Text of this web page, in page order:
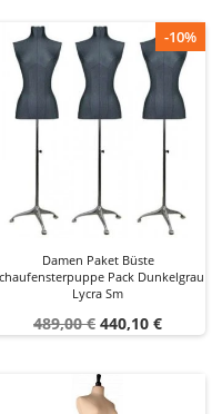
-10%
Damen Paket Büste
Pack Dunkelgrau
Lycra Sm
Verkaufspreis
489,00 € Preis
440,10 €